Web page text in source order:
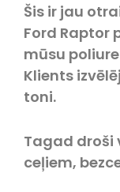
Šis ir jau
Ford Raptor
mūsu
Klients
toni.
Tagad droši
ceļiem,